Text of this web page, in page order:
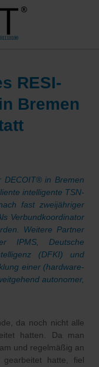
RESI-
Bremen
DECOIT® in Bremen
intelligente TSN-
fast zweijähriger
Verbundkoordinator
Weitere Partner
IPMS, Deutsche
(DFKI) und
einer (hardware-
autonomer,
da noch nicht alle
hatten. Da man
und regelmäßig an
gearbeitet hatte, fiel